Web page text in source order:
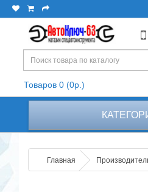
Товаров 0 (0р.)
Главная